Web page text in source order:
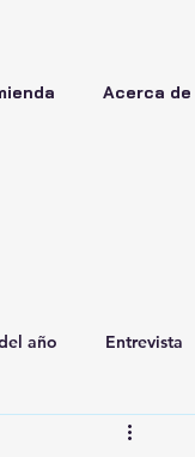
Acerca de
año Entrevista